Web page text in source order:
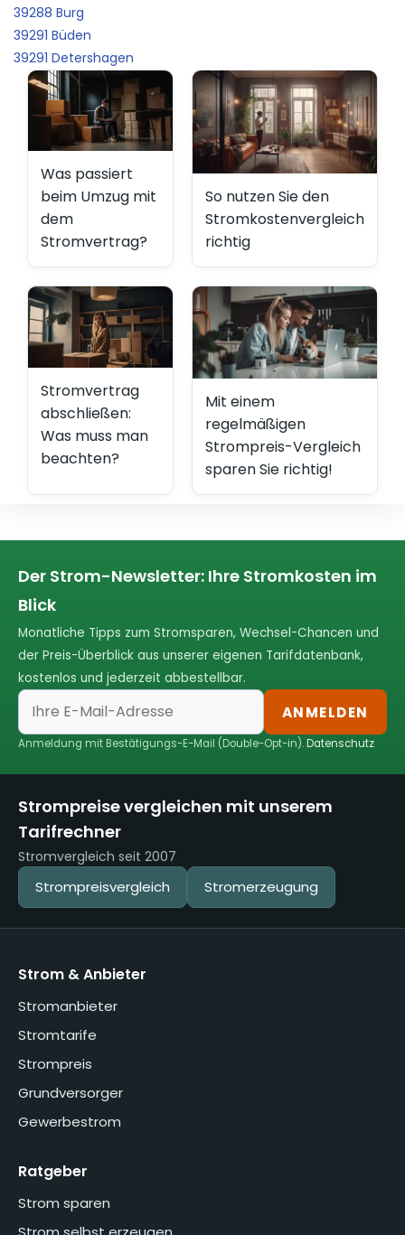
39288 Burg
39291 Büden
39291 Detershagen
Was passiert
beim Umzug mit
dem
Stromvertrag?
So nutzen Sie den
Stromkostenvergleich
richtig
Stromvertrag
abschließen:
Was muss man
beachten?
Mit einem
regelmäßigen
Strompreis-Vergleich
sparen Sie richtig!
Der Strom-Newsletter: Ihre Stromkosten im
Blick
Monatliche Tipps zum Stromsparen, Wechsel-Chancen und
der Preis-Überblick aus unserer eigenen Tarifdatenbank,
kostenlos und jederzeit abbestellbar.
ANMELDEN
Anmeldung mit Bestätigungs-E-Mail (Double-Opt-in).Datenschutz
Strompreise vergleichen mit unserem
Tarifrechner
Stromvergleich seit 2007
Strompreisvergleich Stromerzeugung
Strom & Anbieter
Stromanbieter
Stromtarife
Strompreis
Grundversorger
Gewerbestrom
Ratgeber
Strom sparen